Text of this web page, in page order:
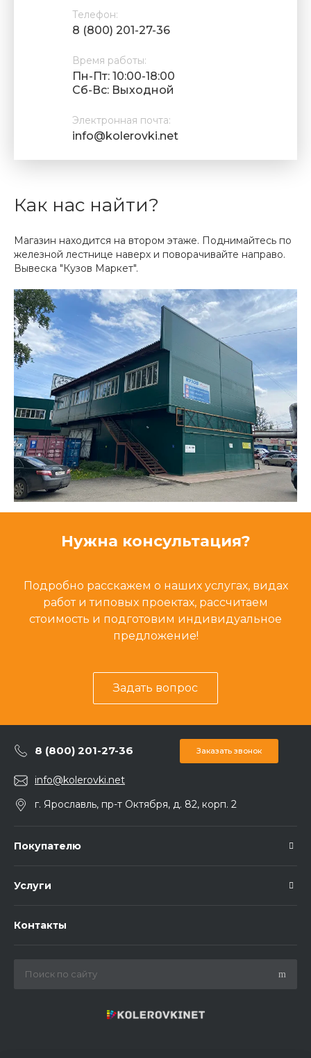
Телефон:
8 (800) 201-27-36
Время работы:
Пн-Пт: 10:00-18:00
Cб-Вс: Выходной
Электронная почта:
info@kolerovki.net
Как нас найти?
Магазин находится на втором этаже. Поднимайтесь по
железной лестнице наверх и поворачивайте направо.
Вывеска "Кузов Маркет".
Нужна консультация?
Подробно расскажем о наших услугах, видах
работ и типовых проектах, рассчитаем
стоимость и подготовим индивидуальное
предложение!
Задать вопрос
8 (800) 201-27-36 Заказать звонок
info@kolerovki.net
г. Ярославль, пр-т Октября, д. 82, корп. 2
Покупателю
Услуги
Контакты